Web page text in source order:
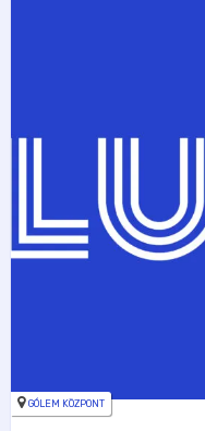
GÓLEM KÖZPONT